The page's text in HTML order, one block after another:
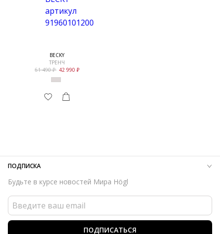
BECKY
ТРЕНЧ
61 490
42 990
ПОДПИСКА
Будьте в курсе новостей Мира Högl
ПОДПИСАТЬСЯ